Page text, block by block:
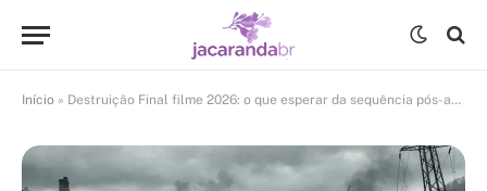
Início » Destruição Final filme 2026: o que esperar da sequência pós-apocalíptica?